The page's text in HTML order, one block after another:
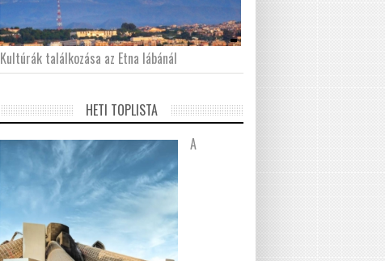
Kultúrák találkozása az Etna lábánál
HETI TOPLISTA
A